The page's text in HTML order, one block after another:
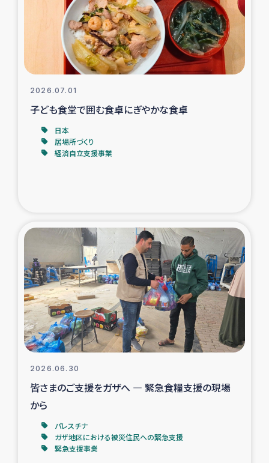
ジェクト
復興支援事業
民際教育事業
ミャンマー緊急支援
タイ国境ミャンマー移民子ども支援
漁民によるマングローブ植林活動
レバノンでのシリア難民への食糧・越冬支援
レバノンにおける緊急支援
レバノンでのシリア難民への教育支援事業
海外ルーツの市民との共生
2026.07.01
子ども食堂で囲む食卓にぎやかな食卓
日本
居場所づくり
経済自立支援事業
2026.06.30
皆さまのご支援をガザへ ― 緊急食糧支援の現場
から
パレスチナ
ガザ地区における被災住民への緊急支援
緊急支援事業